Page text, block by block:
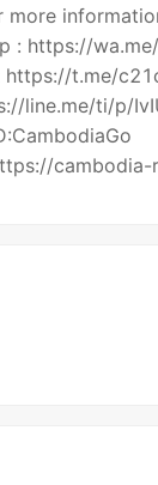
: https://
https://t.me/
line.me/ti/p/
cambodia-